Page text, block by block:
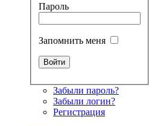
Пароль
Запомнить меня
Забыли пароль?
Забыли логин?
Регистрация